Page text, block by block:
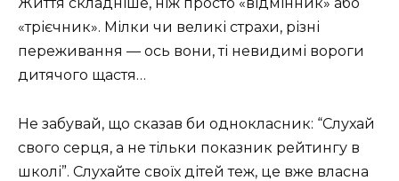
Життя складніше, ніж просто «відмінник» або
«трієчник». Мілки чи великі страхи, різні
переживання — ось вони, ті невидимі вороги
дитячого щастя…
Не забувай, що сказав би однокласник: “Слухай
свого серця, а не тільки показник рейтингу в
школі”. Слухайте своїх дітей теж, це вже власна